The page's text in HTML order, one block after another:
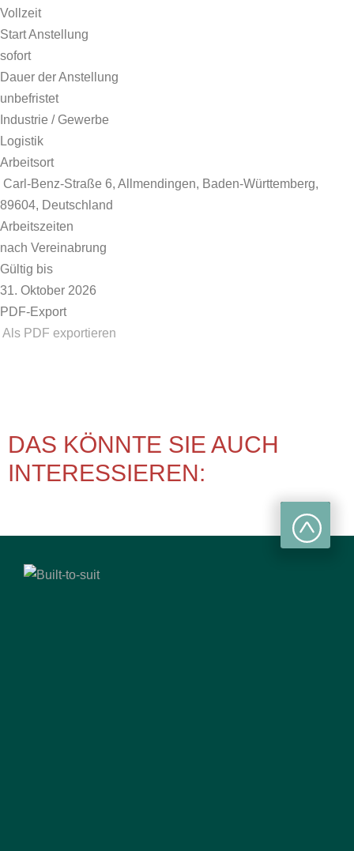
Vollzeit
Start Anstellung
sofort
Dauer der Anstellung
unbefristet
Industrie / Gewerbe
Logistik
Arbeitsort
Carl-Benz-Straße 6, Allmendingen, Baden-Württemberg,
89604, Deutschland
Arbeitszeiten
nach Vereinabrung
Gültig bis
31. Oktober 2026
PDF-Export
Als PDF exportieren
DAS KÖNNTE SIE AUCH
INTERESSIEREN: